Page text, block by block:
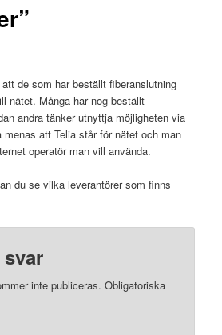
de som har beställt fiberanslutning
nätet. Många har nog beställt
andra tänker utnyttja möjligheten via
menas att Telia står för nätet och man
operatör man vill använda.
du se vilka leverantörer som finns
inte publiceras. Obligatoriska